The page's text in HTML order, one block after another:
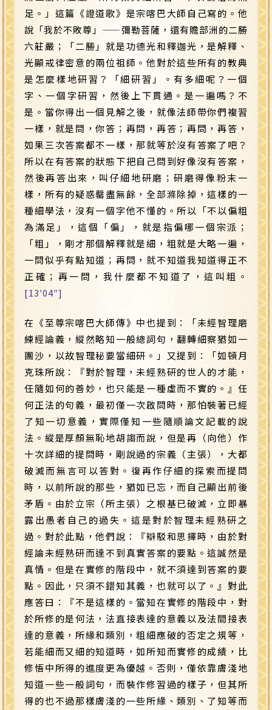
足。」這篇《證道歌》是宗喀巴大師自己寫的。他
說「我於不敗尊」 ——彌勒菩薩，還有贍部洲的二勝
六莊嚴；「二勝」就是功德光和釋迦光，是解釋、
光顯戒律密意的兩位祖師。他對於這些所有的教典
是怎麼樣地研習？「細研習」。有多細呢？一個
字、一個字研習，然後上下貫通。是一遍嗎？不
是。當你得出一個見解之後，就像法師帶你們複習
一樣，就是問，你答；再問，再答；再問，再答，
如果三次答案都不一樣，那就等於沒有答案了吧？
所以在有答案的狀態下把自己問到好像沒有答案，
然後再答出來，叫仔細地研磨；研磨得像粉末一
樣，所有的疑惑罄盡無餘，全部滌除掉，這樣的一
種細學法，沒有一個字他不懂的。所以「不以偏粗
為滿足」，這個「偏」，就是指偏哪一個宗派；
「粗」，剛才那個解釋就是細，粗就是大略一遍，
一問似乎有點知道；再問，就不知道我知道得正不
正確；再一問，我什麼都不知道了，這叫粗。
[13′04″]
在《至尊宗喀巴大師傳》中也提到：「未經智理磨
練經論義，縱然略知一般總詞句，翻轉細察猶如一
團沙，以故智理秘要當細研。」又提到：「如頓月
克珠所說：『對於智理，未經熟研的世人的才能，
任隨如何的善妙，也只能是一種虛而不實的。』任
何正法的句義，最初僅一次啟問時，那怕裝著已經
了知一切意義，實際僅知一些隨順論文記載的說
法。縱是厚顏無恥地胡謅而說，但是再（向他）作
十次詳細的提問時，剛說過的宗義（主張），大都
破滅而無言可以答對。復再作仔細的探索而提問
時，以前所說的那些，猶如已忘，而自己顯出前後
矛盾。由於立宗（所主張）之根基已破滅，立即暴
露出愚者自己的過失。這是對於智理未經熟研之
過。對於此點，他們說：『辯駁和思擇時，由於對
經論未經熟研而達不到真實答案的要點。這誠然是
真情。但是在實修的階段中，就不須達到答案的要
點。因此，只須不錯知其義，也就可以了。』對此
應答曰：『不是這樣的。當知在實修的階段中，對
於所修的是何法，法直接表達的意義以及法間接表
達的意義，所緣和類別，粗細應破的否定之規等，
若能細而又細的知道時，如所知而實修的成績，比
修悟中所得的進度更為優越。否則，僅依靠膚淺地
知道一些一般詞句，而裝作修習過的樣子，但其所
得的也不過那樣膚淺的一些所緣、類別、了知等而